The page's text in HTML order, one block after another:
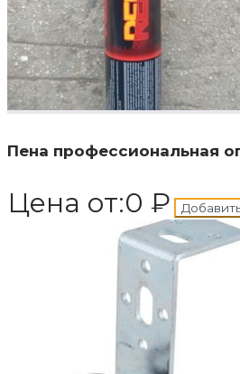
Пена профессиональная
Цена от:0 ₽